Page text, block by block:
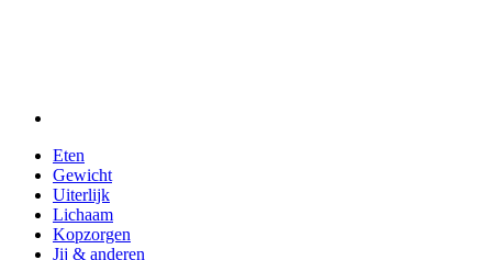
Eten
Gewicht
Uiterlijk
Lichaam
Kopzorgen
Jij & anderen